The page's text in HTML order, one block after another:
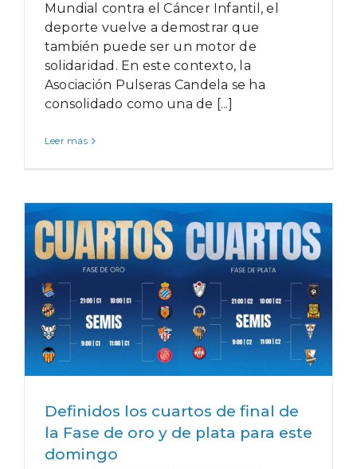
Mundial contra el Cáncer Infantil, el
deporte vuelve a demostrar que
también puede ser un motor de
solidaridad. En este contexto, la
Asociación Pulseras Candela se ha
consolidado como una de [...]
Leer más
Definidos los cuartos de final de
la Fase de oro y de plata para este
domingo